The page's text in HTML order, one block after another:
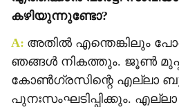
കഴിയുന്നുണ്ടോ?
A: അതില്‍ എന്തെങ്കിലും
ഞങ്ങള്‍ നികത്തും. ജൂണ്‍
കോണ്‍ഗ്രസിന്റെ എല്ലാ
പുനഃസംഘടിപ്പിക്കും.